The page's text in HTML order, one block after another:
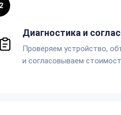
Диагностика и
Проверяем устройство,
и согласовываем